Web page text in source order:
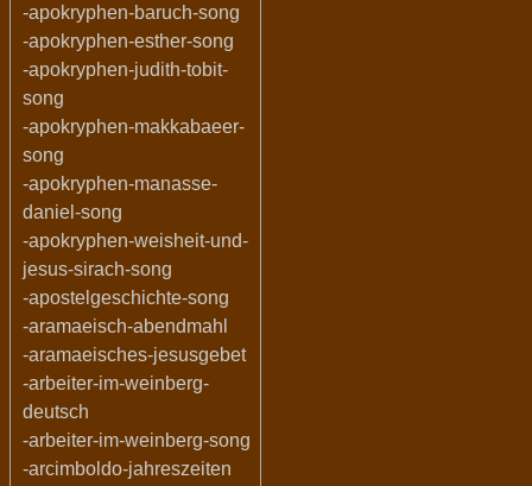
-apokryphen-baruch-song
-apokryphen-esther-song
-apokryphen-judith-tobit-
song
-apokryphen-makkabaeer-
song
-apokryphen-manasse-
daniel-song
-apokryphen-weisheit-und-
jesus-sirach-song
-apostelgeschichte-song
-aramaeisch-abendmahl
-aramaeisches-jesusgebet
-arbeiter-im-weinberg-
deutsch
-arbeiter-im-weinberg-song
-arcimboldo-jahreszeiten